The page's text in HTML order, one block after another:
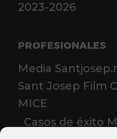
2023-2026
PROFESIONALES
Media
Sant Josep Film
MICE
Casos de éxito